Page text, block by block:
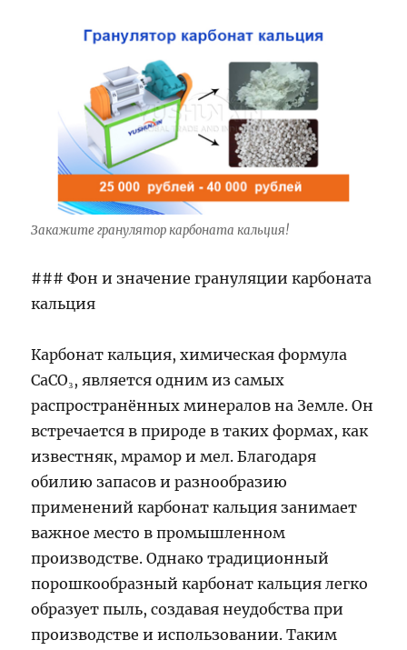
Закажите гранулятор карбоната кальция!
### Фон и значение грануляции карбоната
кальция
Карбонат кальция, химическая формула
CaCO₃, является одним из самых
распространённых минералов на Земле. Он
встречается в природе в таких формах, как
известняк, мрамор и мел. Благодаря
обилию запасов и разнообразию
применений карбонат кальция занимает
важное место в промышленном
производстве. Однако традиционный
порошкообразный карбонат кальция легко
образует пыль, создавая неудобства при
производстве и использовании. Таким